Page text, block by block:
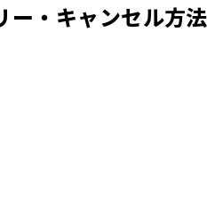
ー・キャンセル方法